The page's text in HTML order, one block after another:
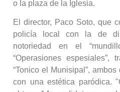
o la plaza de la Iglesia.
El director, Paco Soto, que
policía local con la de
notoriedad en el
“Operasiones
“Tonico el Munisipal”,
con una estética paródica.